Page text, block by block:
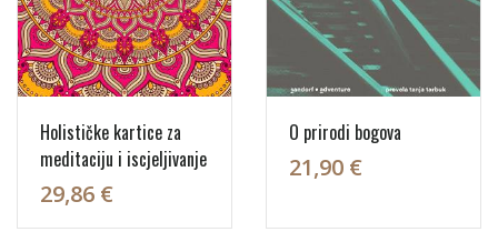
Holističke kartice za
meditaciju i iscjeljivanje
29,86 €
O prirodi bogova
21,90 €